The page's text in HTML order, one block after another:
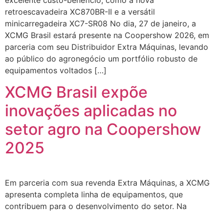
retroescavadeira XC870BR-II e a versátil
minicarregadeira XC7-SR08 No dia, 27 de janeiro, a
XCMG Brasil estará presente na Coopershow 2026, em
parceria com seu Distribuidor Extra Máquinas, levando
ao público do agronegócio um portfólio robusto de
equipamentos voltados […]
XCMG Brasil expõe
inovações aplicadas no
setor agro na Coopershow
2025
Em parceria com sua revenda Extra Máquinas, a XCMG
apresenta completa linha de equipamentos, que
contribuem para o desenvolvimento do setor. Na